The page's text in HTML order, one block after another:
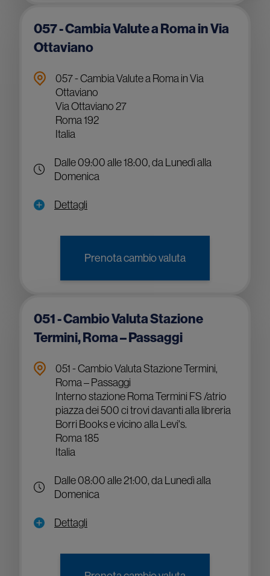
057 - Cambia Valute a Roma in Via
Ottaviano
057 - Cambia Valute a Roma in Via
Ottaviano
Via Ottaviano 27
Roma 192
Italia
Dalle 09:00 alle 18:00, da Lunedì alla
Domenica
Dettagli
Prenota cambio valuta
051 - Cambio Valuta Stazione
Termini, Roma – Passaggi
051 - Cambio Valuta Stazione Termini,
Roma – Passaggi
Interno stazione Roma Termini FS /atrio
piazza dei 500 ci trovi davanti alla libreria
Borri Books e vicino alla Levi's.
Roma 185
Italia
Dalle 08:00 alle 21:00, da Lunedì alla
Domenica
Dettagli